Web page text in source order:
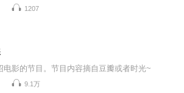
1207
电影的节目。节目内容摘自豆瓣或者时光~
9.1万